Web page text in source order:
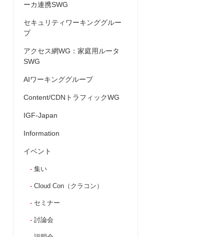
ーカ連携SWG
セキュリティワーキンググルー
プ
アクセス網WG：家庭用ルータ
SWG
AIワーキンググループ
Content/CDNトラフィックWG
IGF-Japan
Information
イベント
集い
Cloud Con（クラコン）
セミナー
討論会